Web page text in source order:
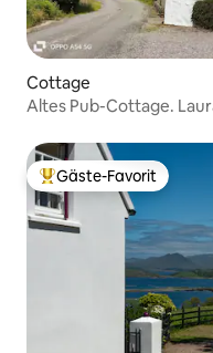
Cottage
Altes Pub-Cottage.
Beliebter Gäste-Favorit.
Gäste-Favorit